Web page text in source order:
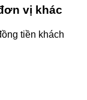
vị khác
tiền khách